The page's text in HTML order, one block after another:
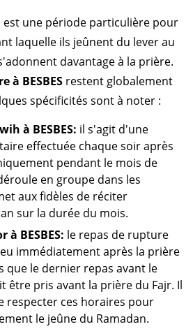
est une période particulière pour
laquelle ils jeûnent du lever au
davantage à la prière.
à BESBES restent globalement
spécificités sont à noter :
à BESBES: il s'agit d'une
effectuée chaque soir après
pendant le mois de
en groupe dans les
aux fidèles de réciter
sur la durée du mois.
BESBES: le repas de rupture
immédiatement après la prière
que le dernier repas avant le
être pris avant la prière du Fajr. Il
respecter ces horaires pour
le jeûne du Ramadan.